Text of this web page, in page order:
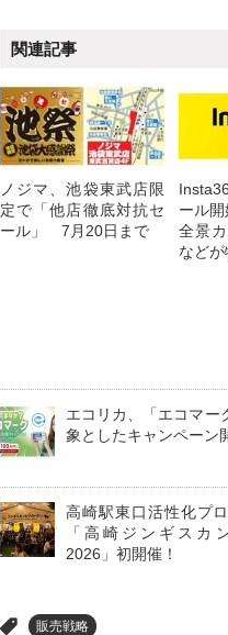
関連記事
ノジマ、池袋東武店限
定で「他店徹底対抗セ
ール」 7月20日まで
ール
全景
など
エコリカ、「エコマー
象としたキャンペーン
高崎駅東口活性化プ
「高崎ジンギスカ
2026」初開催！
販売戦略